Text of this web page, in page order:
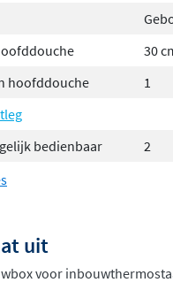
30
hoofddouche
1
bedienbaar
2
uit
voor